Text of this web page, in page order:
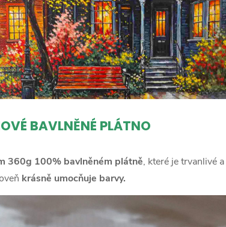
BAVLNĚNÉ PLÁTNO
360g 100% bavlněném plátně, které je trvanlivé a
krásně umocňuje barvy.